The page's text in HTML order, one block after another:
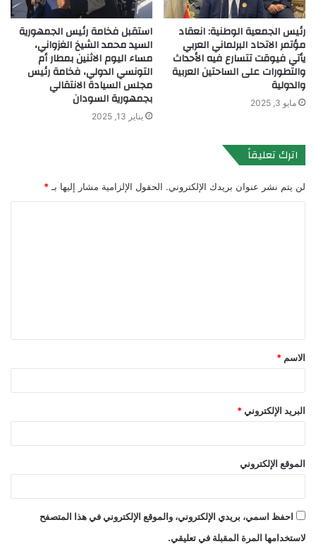
رئيس الجمعية الوطنية: انعقاد
مؤتمر الاتحاد البرلماني العربي
يأتي فيوقت تتسارع فيه الأحداث
والتطورات على الساحتين العربية
والدولية
مايو 3, 2025
استقبل فخامة رئيس الجمهورية
السيد محمد الشيخ الغزواني،
مساء اليوم الاثنين بمطار أم
التونسي الدولي، فخامة رئيس
مجلس السيادة الانتقالي
بجمهورية السودان
يناير 13, 2025
اترك تعليقاً
لن يتم نشر عنوان بريدك الإلكتروني. الحقول الإلزامية مشار إليها بـ *
ق
*
الاسم *
البريد الإلكتروني *
الموقع الإلكتروني
احفظ اسمي، بريدي الإلكتروني، والموقع الإلكتروني في هذا المتصفح
لاستخدامها المرة المقبلة في تعليقي.